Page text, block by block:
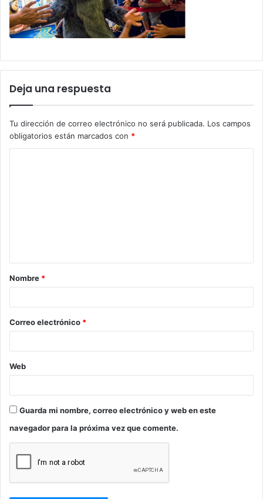
Deja una respuesta
Tu dirección de correo electrónico no será publicada. Los campos
obligatorios están marcados con *
a
r
*
Nombre *
Correo electrónico *
Web
Guarda mi nombre, correo electrónico y web en este
navegador para la próxima vez que comente.